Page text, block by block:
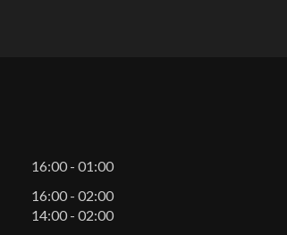
16:00 - 01:00
16:00 - 02:00
14:00 - 02:00